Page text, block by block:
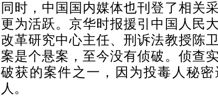
同时，中国国内媒体也刊登了相关
更为活跃。京华时报援引中国人民
改革研究中心主任、刑诉法教授陈
案是个悬案，至今没有侦破。侦查
破获的案件之一，因为投毒人秘
人。